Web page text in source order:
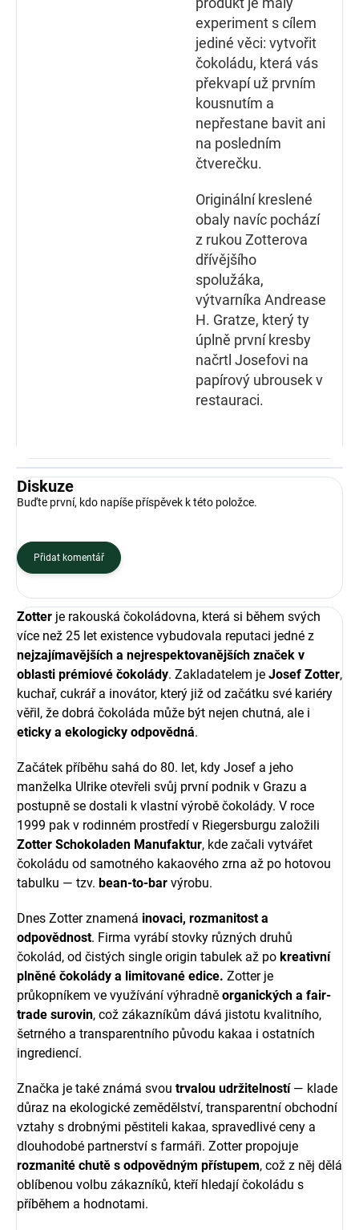
experiment s cílem
jediné věci: vytvořit
čokoládu, která vás
překvapí už prvním
kousnutím a
nepřestane bavit ani
na posledním
čtverečku.
Originální kreslené
obaly navíc pochází
z rukou Zotterova
dřívějšího
spolužáka,
výtvarníka Andrease
H. Gratze, který ty
úplně první kresby
načrtl Josefovi na
papírový ubrousek v
restauraci.
Diskuze
Buďte první, kdo napíše příspěvek k této položce.
Přidat komentář
Zotter je rakouská čokoládovna, která si během svých
více než 25 let existence vybudovala reputaci jedné z
nejzajímavějších a nejrespektovanějších značek v
oblasti prémiové čokolády. Zakladatelem je Josef Zotter,
kuchař, cukrář a inovátor, který již od začátku své kariéry
věřil, že dobrá čokoláda může být nejen chutná, ale i
eticky a ekologicky odpovědná.
Začátek příběhu sahá do 80. let, kdy Josef a jeho
manželka Ulrike otevřeli svůj první podnik v Grazu a
postupně se dostali k vlastní výrobě čokolády. V roce
1999 pak v rodinném prostředí v Riegersburgu založili
Zotter Schokoladen Manufaktur, kde začali vytvářet
čokoládu od samotného kakaového zrna až po hotovou
tabulku — tzv. bean-to-bar výrobu.
Dnes Zotter znamená inovaci, rozmanitost a
odpovědnost. Firma vyrábí stovky různých druhů
čokolád, od čistých single origin tabulek až po kreativní
plněné čokolády a limitované edice. Zotter je
průkopníkem ve využívání výhradně organických a fair-
trade surovin, což zákazníkům dává jistotu kvalitního,
šetrného a transparentního původu kakaa i ostatních
ingrediencí.
Značka je také známá svou trvalou udržitelností— klade
důraz na ekologické zemědělství, transparentní obchodní
vztahy s drobnými pěstiteli kakaa, spravedlivé ceny a
dlouhodobé partnerství s farmáři. Zotter propojuje
rozmanité chutě s odpovědným přístupem, což z něj dělá
oblíbenou volbu zákazníků, kteří hledají čokoládu s
příběhem a hodnotami.